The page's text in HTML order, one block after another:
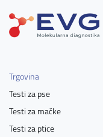
Trgovina
Testi za pse
Testi za mačke
Testi za ptice